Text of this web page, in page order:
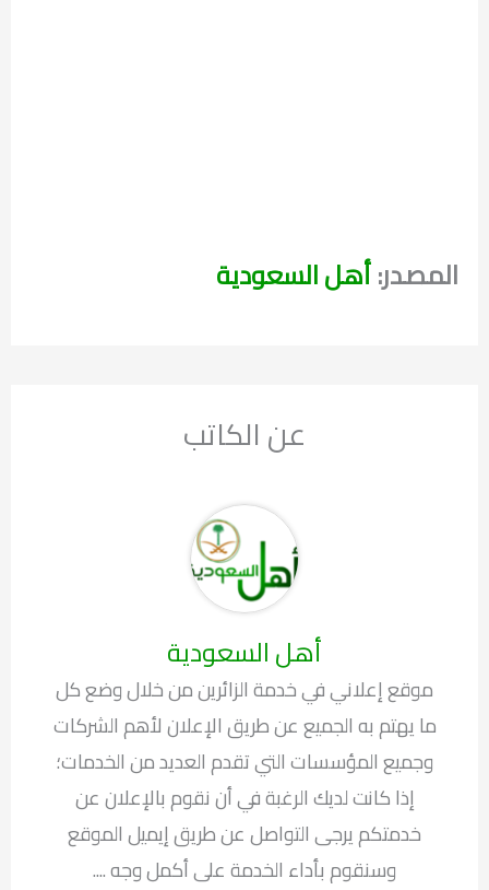
المصدر:أهل السعودية
عن الكاتب
أهل السعودية
موقع إعلاني في خدمة الزائرين من خلال وضع كل
ما يهتم به الجميع عن طريق الإعلان لأهم الشركات
وجميع المؤسسات التي تقدم العديد من الخدمات؛
إذا كانت لديك الرغبة في أن نقوم بالإعلان عن
خدمتكم يرجى التواصل عن طريق إيميل الموقع
وسنقوم بأداء الخدمة على أكمل وجه ....